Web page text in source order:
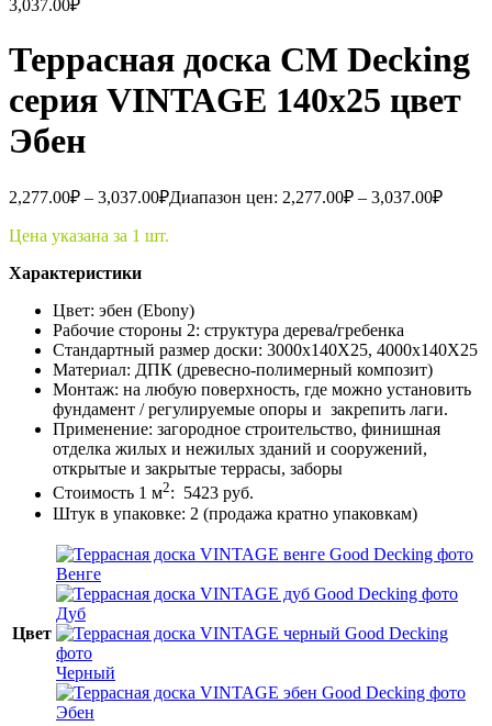
3,037.00₽
Террасная доска CM Decking
серия VINTAGE 140х25 цвет
Эбен
2,277.00₽ – 3,037.00₽Диапазон цен: 2,277.00₽ – 3,037.00₽
Цена указана за 1 шт.
Характеристики
Цвет: эбен (Ebony)
Рабочие стороны 2: структура дерева/гребенка
Стандартный размер доски: 3000x140X25, 4000x140X25
Материал: ДПК (древесно-полимерный композит)
Монтаж: на любую поверхность, где можно установить
фундамент / регулируемые опоры и закрепить лаги.
Применение: загородное строительство, финишная
отделка жилых и нежилых зданий и сооружений,
открытые и закрытые террасы, заборы
Стоимость 1 м2: 5423 руб.
Штук в упаковке: 2 (продажа кратно упаковкам)
Цвет
Венге
Дуб
Черный
Эбен